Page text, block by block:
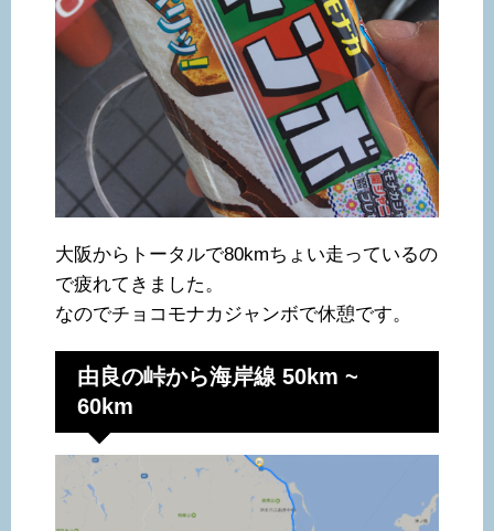
大阪からトータルで80kmちょい走っているの
で疲れてきました。
なのでチョコモナカジャンボで休憩です。
由良の峠から海岸線 50km ~
60km